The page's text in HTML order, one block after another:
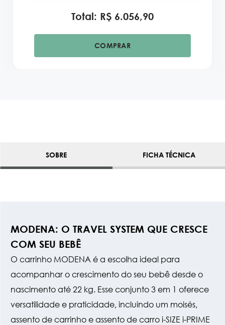
Total: R$ 6.056,90
COMPRAR
SOBRE FICHA TÉCNICA
MODENA: O TRAVEL SYSTEM QUE CRESCE
COM SEU BEBÊ
O carrinho MODENA é a escolha ideal para
acompanhar o crescimento do seu bebê desde o
nascimento até 22 kg. Esse conjunto 3 em 1 oferece
versatilidade e praticidade, incluindo um moisés,
assento de carrinho e assento de carro i-SIZE i-PRIME